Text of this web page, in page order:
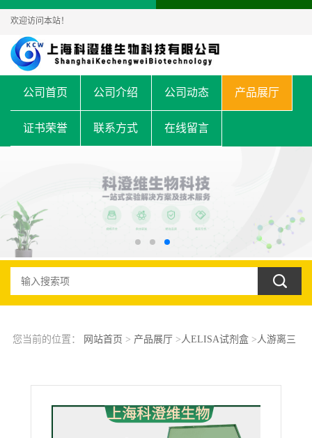
欢迎访问本站！
公司首页 公司介绍 公司动态 产品展厅
证书荣誉 联系方式 在线留言
您当前的位置： 网站首页 > 产品展厅> 人ELISA试剂盒> 人游离三